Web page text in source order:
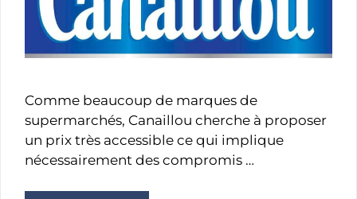
Comme beaucoup de marques de
supermarchés, Canaillou cherche à proposer
un prix très accessible ce qui implique
nécessairement des compromis …